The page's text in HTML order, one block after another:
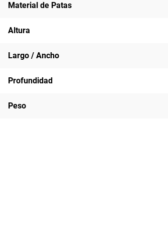
Material de Patas
Altura
Largo / Ancho
Profundidad
Peso